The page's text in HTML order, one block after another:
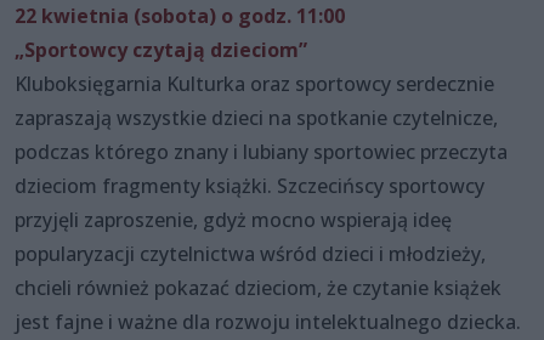
22 kwietnia (sobota) o godz. 11:00
„Sportowcy czytają dzieciom”
Kluboksięgarnia Kulturka oraz sportowcy serdecznie
zapraszają wszystkie dzieci na spotkanie czytelnicze,
podczas którego znany i lubiany sportowiec przeczyta
dzieciom fragmenty książki. Szczecińscy sportowcy
przyjęli zaproszenie, gdyż mocno wspierają ideę
popularyzacji czytelnictwa wśród dzieci i młodzieży,
chcieli również pokazać dzieciom, że czytanie książek
jest fajne i ważne dla rozwoju intelektualnego dziecka.